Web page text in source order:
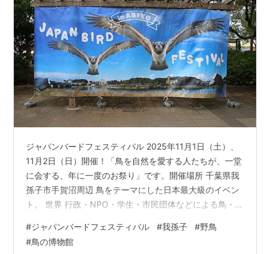
ジャパンバードフェスティバル 2025年11月1日（土）、
11月2日（日）開催！「鳥を自然を愛する人たちが、一堂
に会する、年に一度のお祭り」です。開催場所 千葉県我
孫子市手賀沼周辺 鳥をテーマにした日本最大級のイベン
ト。 世界 行政・NPO・学生・市民団体などによる鳥・自
真展や、子供工作教室、船上バードウォッチングやスタ
ンプラリーなど アビスタ・手賀沼親水広場・水の館・オ
#ジャパンバードフェスティバル #我孫子 #野鳥
#鳥の博物館